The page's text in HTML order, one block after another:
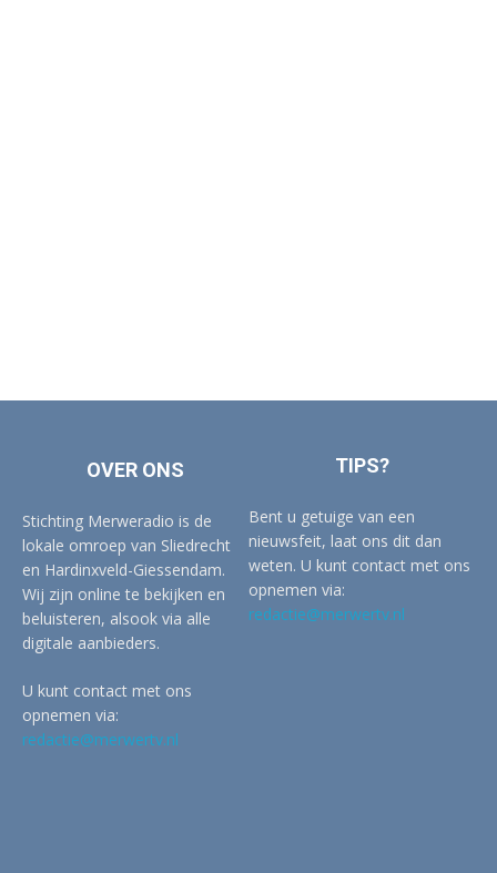
OVER ONS
Stichting Merweradio is de
lokale omroep van Sliedrecht
en Hardinxveld-Giessendam.
Wij zijn online te bekijken en
beluisteren, alsook via alle
digitale aanbieders.
U kunt contact met ons
opnemen via:
redactie@merwertv.nl
TIPS?
Bent u getuige van een
nieuwsfeit, laat ons dit dan
weten. U kunt contact met ons
opnemen via:
redactie@merwertv.nl